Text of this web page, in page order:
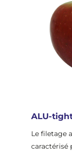
ALU-
Le filetage
caractérisé